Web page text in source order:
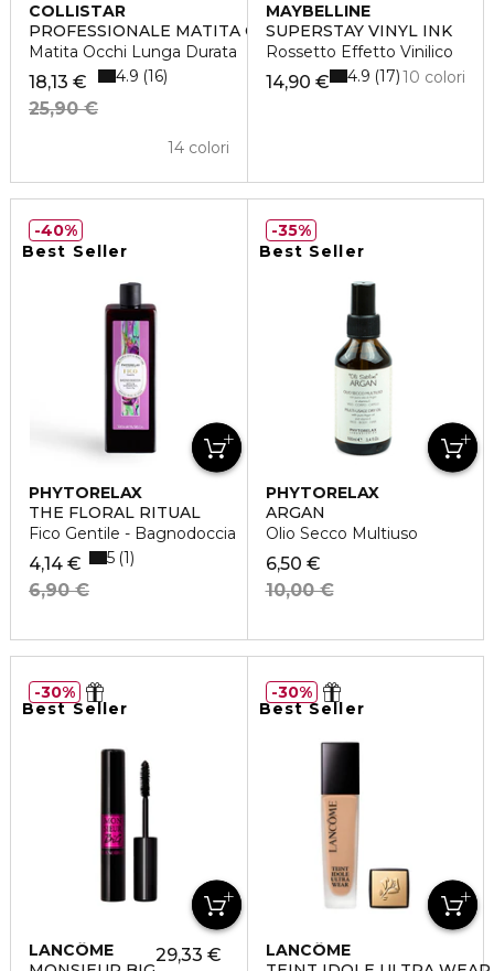
COLLISTAR
PROFESSIONALE MATITA OCCHI
Matita Occhi Lunga Durata
18,13 €
25,90 €
14 colori
4.9 16
MAYBELLINE
SUPERSTAY VINYL INK
Rossetto Effetto Vinilico
14,90 € 10 colori
4.9 17
Best Seller
PHYTORELAX
THE FLORAL RITUAL
Fico Gentile - Bagnodoccia
4,14 €
6,90 €
5 1
40%
Best Seller
PHYTORELAX
ARGAN
Olio Secco Multiuso
6,50 €
10,00 €
35%
Best Seller
LANCÔME
29,33 €
30%
Best Seller
LANCÔME
30%